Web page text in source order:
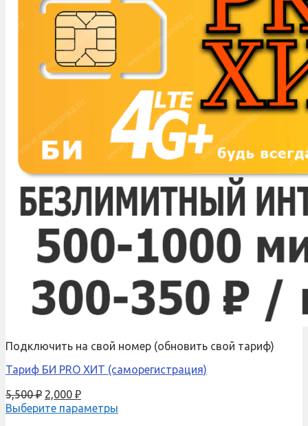
Подключить на свой номер (обновить свой тариф)
Тариф БИ PRO ХИТ (саморегистрация)
5,500₽ 2,000 ₽
Выберите параметры